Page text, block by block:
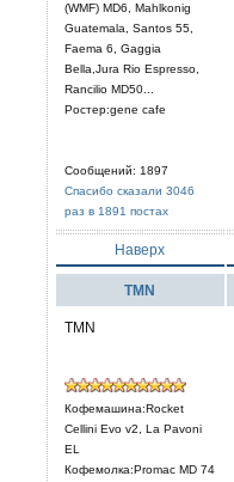
(WMF) MD6, Mahlkonig
Guatemala, Santos 55,
Faema 6, Gaggia
Bella,Jura Rio Espresso,
Rancilio MD50...
Ростер:gene cafe
Сообщений: 1897
Спасибо сказали 3046
раз в 1891 постах
Наверх
TMN
TMN
Кофемашина:Rocket
Cellini Evo v2, La Pavoni
EL
Кофемолка:Promac MD 74